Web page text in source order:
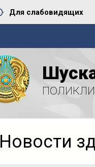
Для слабовидящих
Новости